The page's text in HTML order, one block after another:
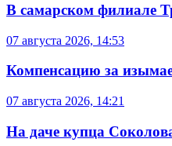
В самарском филиале
07 августа 2026, 14:53
Компенсацию за
07 августа 2026, 14:21
На даче купца